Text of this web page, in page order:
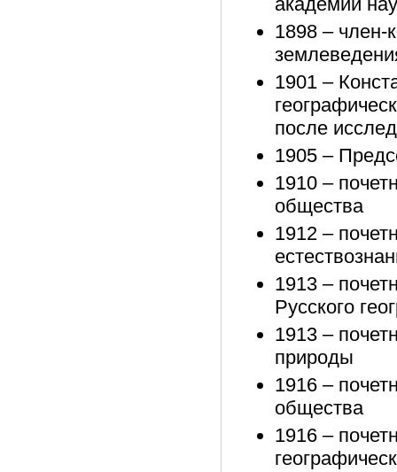
1898 – член-
1901 –
после
1905 –
1910 –
общества
1912 –
1913 –
Русского
1913 –
природы
1916 –
общества
1916 –